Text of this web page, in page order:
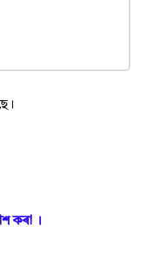
কৰা ।